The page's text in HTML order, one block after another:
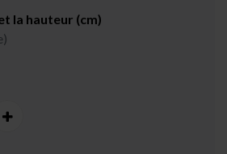
la hauteur (cm)